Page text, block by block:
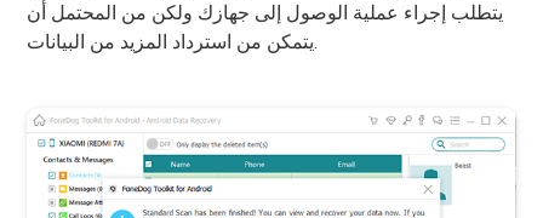
يتطلب إجراء عملية الوصول إلى جهازك ولكن من المحتمل أن
يتمكن من استرداد المزيد من البيانات.